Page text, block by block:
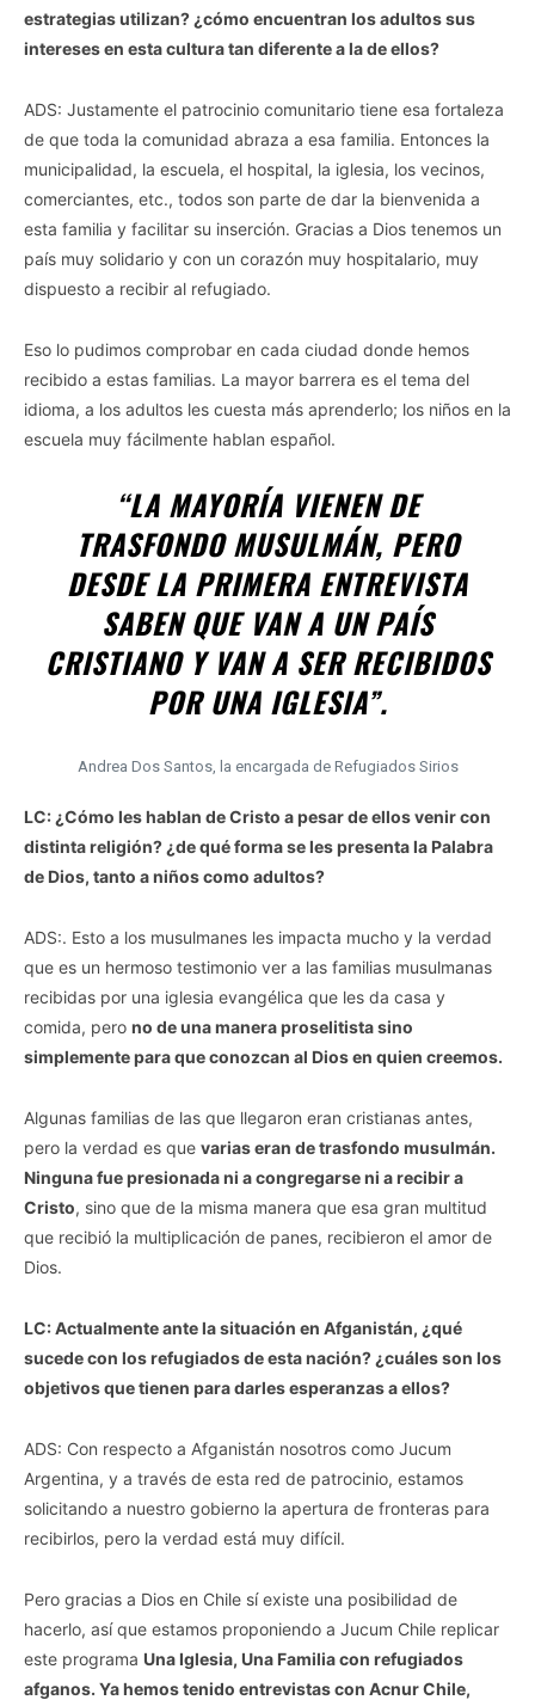
estrategias utilizan? ¿cómo encuentran los adultos sus
intereses en esta cultura tan diferente a la de ellos?
ADS: Justamente el patrocinio comunitario tiene esa fortaleza
de que toda la comunidad abraza a esa familia. Entonces la
municipalidad, la escuela, el hospital, la iglesia, los vecinos,
comerciantes, etc., todos son parte de dar la bienvenida a
esta familia y facilitar su inserción. Gracias a Dios tenemos un
país muy solidario y con un corazón muy hospitalario, muy
dispuesto a recibir al refugiado.
Eso lo pudimos comprobar en cada ciudad donde hemos
recibido a estas familias. La mayor barrera es el tema del
idioma, a los adultos les cuesta más aprenderlo; los niños en la
escuela muy fácilmente hablan español.
“LA MAYORÍA VIENEN DE
TRASFONDO MUSULMÁN, PERO
DESDE LA PRIMERA ENTREVISTA
SABEN QUE VAN A UN PAÍS
CRISTIANO Y VAN A SER RECIBIDOS
POR UNA IGLESIA”.
Andrea Dos Santos, la encargada de Refugiados Sirios
LC: ¿Cómo les hablan de Cristo a pesar de ellos venir con
distinta religión? ¿de qué forma se les presenta la Palabra
de Dios, tanto a niños como adultos?
ADS:. Esto a los musulmanes les impacta mucho y la verdad
que es un hermoso testimonio ver a las familias musulmanas
recibidas por una iglesia evangélica que les da casa y
comida, pero no de una manera proselitista sino
simplemente para que conozcan al Dios en quien creemos.
Algunas familias de las que llegaron eran cristianas antes,
pero la verdad es que varias eran de trasfondo musulmán.
Ninguna fue presionada ni a congregarse ni a recibir a
Cristo, sino que de la misma manera que esa gran multitud
que recibió la multiplicación de panes, recibieron el amor de
Dios.
LC: Actualmente ante la situación en Afganistán, ¿qué
sucede con los refugiados de esta nación? ¿cuáles son los
objetivos que tienen para darles esperanzas a ellos?
ADS: Con respecto a Afganistán nosotros como Jucum
Argentina, y a través de esta red de patrocinio, estamos
solicitando a nuestro gobierno la apertura de fronteras para
recibirlos, pero la verdad está muy difícil.
Pero gracias a Dios en Chile sí existe una posibilidad de
hacerlo, así que estamos proponiendo a Jucum Chile replicar
este programa Una Iglesia, Una Familia con refugiados
afganos. Ya hemos tenido entrevistas con Acnur Chile,